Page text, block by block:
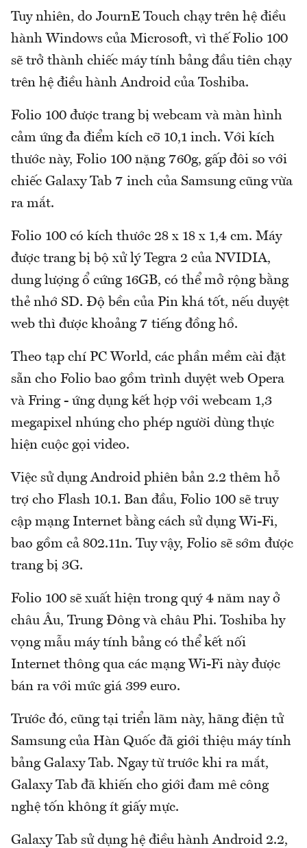
Tuy nhiên, do JournE Touch chạy trên hệ điều
hành Windows của Microsoft, vì thế Folio 100
sẽ trở thành chiếc máy tính bảng đầu tiên chạy
trên hệ điều hành Android của Toshiba.
Folio 100 được trang bị webcam và màn hình
cảm ứng đa điểm kích cỡ 10,1 inch. Với kích
thước này, Folio 100 nặng 760g, gấp đôi so với
chiếc Galaxy Tab 7 inch của Samsung cũng vừa
ra mắt.
Folio 100 có kích thước 28 x 18 x 1,4 cm. Máy
được trang bị bộ xử lý Tegra 2 của NVIDIA,
dung lượng ổ cứng 16GB, có thể mở rộng bằng
thẻ nhớ SD. Độ bền của Pin khá tốt, nếu duyệt
web thì được khoảng 7 tiếng đồng hồ.
Theo tạp chí PC World, các phần mềm cài đặt
sẵn cho Folio bao gồm trình duyệt web Opera
và Fring - ứng dụng kết hợp với webcam 1,3
megapixel nhúng cho phép người dùng thực
hiện cuộc gọi video.
Việc sử dụng Android phiên bản 2.2 thêm hỗ
trợ cho Flash 10.1. Ban đầu, Folio 100 sẽ truy
cập mạng Internet bằng cách sử dụng Wi-Fi,
bao gồm cả 802.11n. Tuy vậy, Folio sẽ sớm được
trang bị 3G.
Folio 100 sẽ xuất hiện trong quý 4 năm nay ở
châu Âu, Trung Đông và châu Phi. Toshiba hy
vọng mẫu máy tính bảng có thể kết nối
Internet thông qua các mạng Wi-Fi này được
bán ra với mức giá 399 euro.
Trước đó, cũng tại triển lãm này, hãng điện tử
Samsung của Hàn Quốc đã giới thiệu máy tính
bảng Galaxy Tab. Ngay từ trước khi ra mắt,
Galaxy Tab đã khiến cho giới đam mê công
nghệ tốn không ít giấy mực.
Galaxy Tab sử dụng hệ điều hành Android 2.2,